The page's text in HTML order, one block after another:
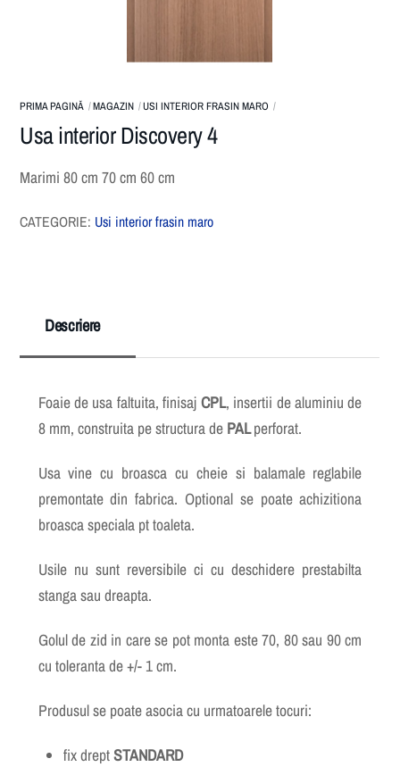
PRIMA PAGINĂ MAGAZIN USI INTERIOR FRASIN MARO
Usa interior Discovery 4
Marimi 80 cm 70 cm 60 cm
CATEGORIE: Usi interior frasin maro
Descriere
Foaie de usa faltuita, finisaj CPL, insertii de aluminiu de
8 mm, construita pe structura dePALperforat.
Usa vine cu broasca cu cheie si balamale reglabile
premontate din fabrica. Optional se poate achizitiona
broasca speciala pt toaleta.
Usile nu sunt reversibile ci cu deschidere prestabilta
stanga sau dreapta.
Golul de zid in care se pot monta este 70, 80 sau 90 cm
cu toleranta de +/- 1 cm.
Produsul se poate asocia cu urmatoarele tocuri:
fix dreptSTANDARD